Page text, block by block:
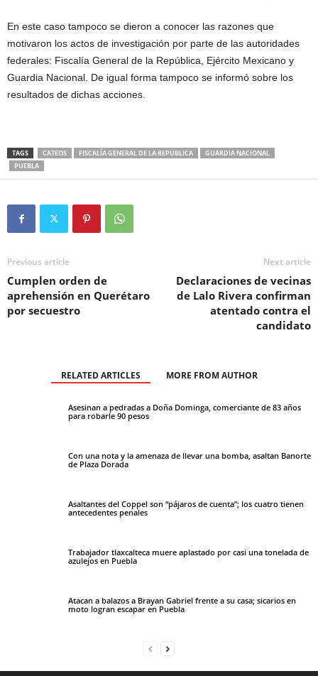
En este caso tampoco se dieron a conocer las razones que
motivaron los actos de investigación por parte de las autoridades
federales: Fiscalía General de la República, Ejército Mexicano y
Guardia Nacional. De igual forma tampoco se informó sobre los
resultados de dichas acciones.
TAGS CATEOS FISCALÍA GENERAL DE LA REPUBLICA
GUARDIA NACIONAL
PUEBLA
Previous article
Cumplen orden de
aprehensión en Querétaro
por secuestro
Next article
Declaraciones de vecinas
de Lalo Rivera confirman
atentado contra el
candidato
RELATED ARTICLES MORE FROM AUTHOR
Asesinan a pedradas a Doña Dominga, comerciante de 83 años
para robarle 90 pesos
Con una nota y la amenaza de llevar una bomba, asaltan Banorte
de Plaza Dorada
Asaltantes del Coppel son “pájaros de cuenta”; los cuatro tienen
antecedentes penales
Trabajador tlaxcalteca muere aplastado por casi una tonelada de
azulejos en Puebla
Atacan a balazos a Brayan Gabriel frente a su casa; sicarios en
moto logran escapar en Puebla